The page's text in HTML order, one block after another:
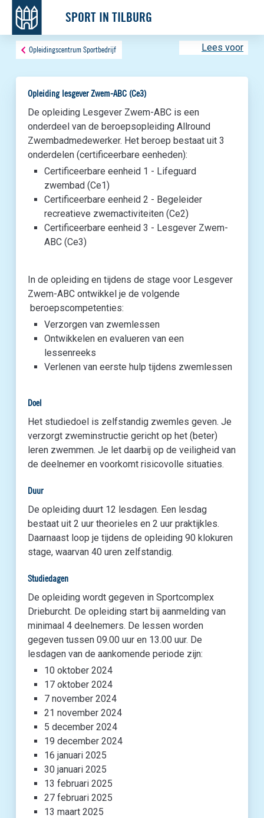
SPORT IN TILBURG
Opleidingscentrum Sportbedrijf Lees voor
Opleiding lesgever Zwem-ABC (Ce3)
De opleiding Lesgever Zwem-ABC is een
onderdeel van de beroepsopleiding Allround
Zwembadmedewerker. Het beroep bestaat uit 3
onderdelen (certificeerbare eenheden):
Certificeerbare eenheid 1 - Lifeguard
zwembad (Ce1)
Certificeerbare eenheid 2 - Begeleider
recreatieve zwemactiviteiten (Ce2)
Certificeerbare eenheid 3 - Lesgever Zwem-
ABC (Ce3)
In de opleiding en tijdens de stage voor Lesgever
Zwem-ABC ontwikkel je de volgende
beroepscompetenties:
Verzorgen van zwemlessen
Ontwikkelen en evalueren van een
lessenreeks
Verlenen van eerste hulp tijdens zwemlessen
Doel
Het studiedoel is zelfstandig zwemles geven. Je
verzorgt zweminstructie gericht op het (beter)
leren zwemmen. Je let daarbij op de veiligheid van
de deelnemer en voorkomt risicovolle situaties.
Duur
De opleiding duurt 12 lesdagen. Een lesdag
bestaat uit 2 uur theorieles en 2 uur praktijkles.
Daarnaast loop je tijdens de opleiding 90 klokuren
stage, waarvan 40 uren zelfstandig.
Studiedagen
De opleiding wordt gegeven in Sportcomplex
Drieburcht. De opleiding start bij aanmelding van
minimaal 4 deelnemers. De lessen worden
gegeven tussen 09.00 uur en 13.00 uur. De
lesdagen van de aankomende periode zijn:
10 oktober 2024
17 oktober 2024
7 november 2024
21 november 2024
5 december 2024
19 december 2024
16 januari 2025
30 januari 2025
13 februari 2025
27 februari 2025
13 maart 2025